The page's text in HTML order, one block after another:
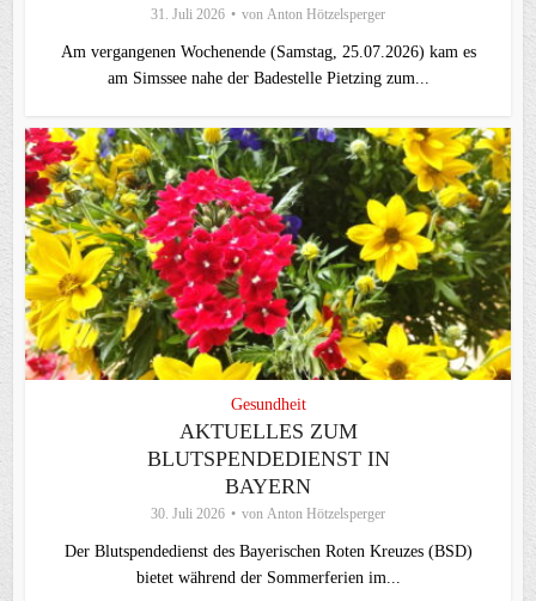
31. Juli 2026 von Anton Hötzelsperger
Am vergangenen Wochenende (Samstag, 25.07.2026) kam es
am Simssee nahe der Badestelle Pietzing zum...
Gesundheit
AKTUELLES ZUM
BLUTSPENDEDIENST IN
BAYERN
30. Juli 2026 von Anton Hötzelsperger
Der Blutspendedienst des Bayerischen Roten Kreuzes (BSD)
bietet während der Sommerferien im...